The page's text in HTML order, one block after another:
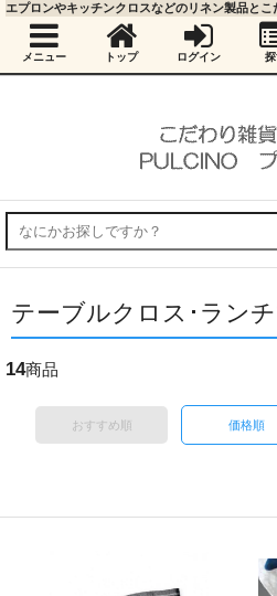
テーブルクロス･ラン
14商品
おすすめ順 価格順
エプロンやキッチンクロスなどのリネン製品とこ
メニュー トップ ログイン